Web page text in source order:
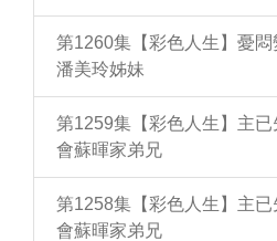
第1260集【彩色人生】憂
潘美玲姊妹
第1259集【彩色人生】主
會蘇暉家弟兄
第1258集【彩色人生】主
會蘇暉家弟兄